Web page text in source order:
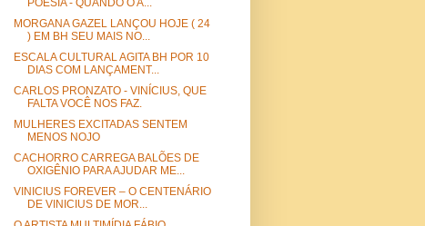
POESIA - QUANDO O A...
MORGANA GAZEL LANÇOU HOJE ( 24
) EM BH SEU MAIS NO...
ESCALA CULTURAL AGITA BH POR 10
DIAS COM LANÇAMENT...
CARLOS PRONZATO - VINÍCIUS, QUE
FALTA VOCÊ NOS FAZ.
MULHERES EXCITADAS SENTEM
MENOS NOJO
CACHORRO CARREGA BALÕES DE
OXIGÊNIO PARA AJUDAR ME...
VINICIUS FOREVER – O CENTENÁRIO
DE VINICIUS DE MOR...